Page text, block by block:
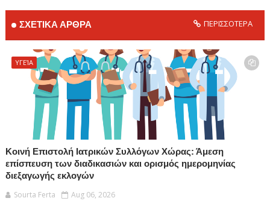
ΣΧΕΤΙΚΑ ΑΡΘΡΑ ΠΕΡΙΣΣΟΤΕΡΑ
ΥΓΕΊΑ
Κοινή Επιστολή Ιατρικών Συλλόγων Χώρας: Άμεση
επίσπευση των διαδικασιών και ορισμός ημερομηνίας
διεξαγωγής εκλογών
Sourta Ferta
Aug 06, 2026